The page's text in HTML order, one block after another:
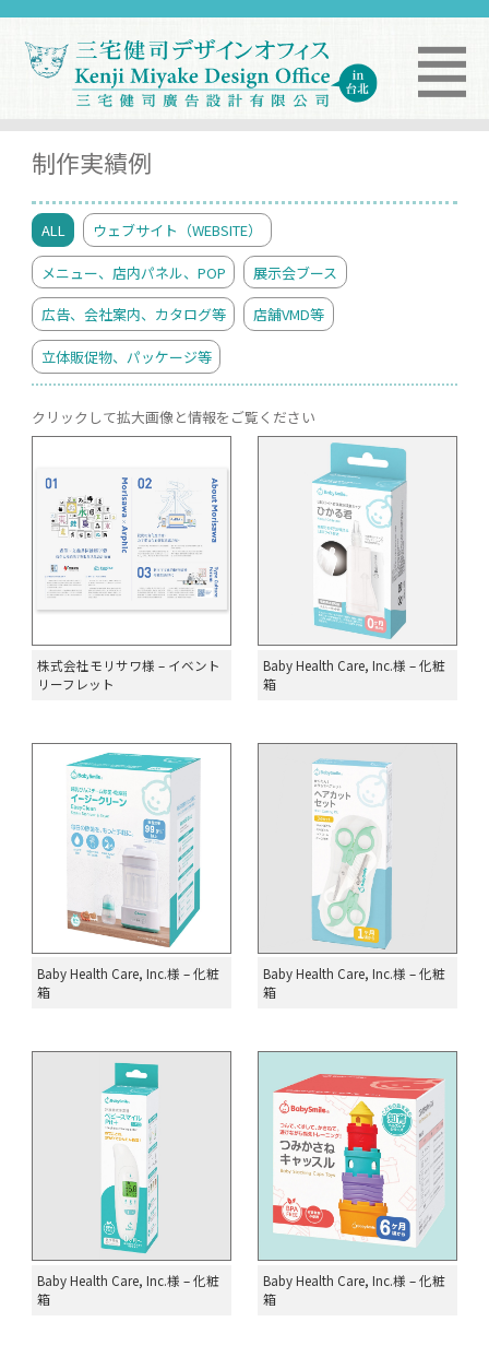
制作実績例
ALL ウェブサイト（WEBSITE）
メニュー、店内パネル、POP 展示会ブース
広告、会社案内、カタログ等 店舗VMD等
立体販促物、パッケージ等
クリックして拡大画像と情報をご覧ください
株式会社モリサワ様 – イベント
リーフレット
Baby Health Care, Inc.様 – 化粧
箱
Baby Health Care, Inc.様 – 化粧
箱
Baby Health Care, Inc.様 – 化粧
箱
Baby Health Care, Inc.様 – 化粧
箱
Baby Health Care, Inc.様 – 化粧
箱